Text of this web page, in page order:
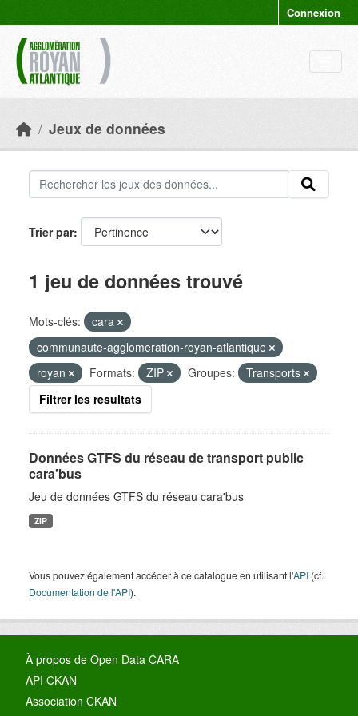
Connexion
Jeux de données
Trier par
1 jeu de données trouvé
Mots-clés:
cara
communaute-agglomeration-royan-atlantique
royan
Formats: ZIP Groupes:
Transports
Filtrer les resultats
Données GTFS du réseau de transport public
cara'bus
Jeu de données GTFS du réseau cara'bus
ZIP
Vous pouvez également accéder à ce catalogue en utilisant l'API (cf.
Documentation de l'API).
À propos de Open Data CARA
API CKAN
Association CKAN